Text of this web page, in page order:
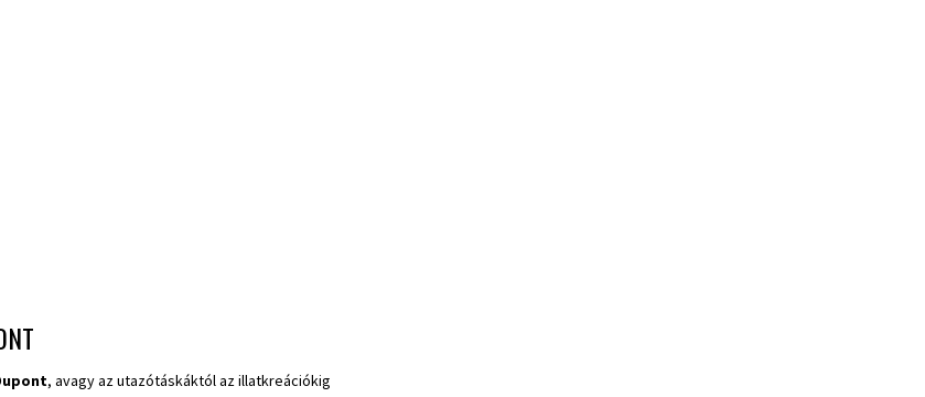
, avagy az utazótáskáktól az illatkreációkig